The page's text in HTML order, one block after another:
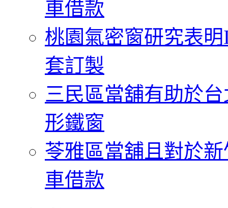
車借款
桃園氣密窗研究表
套訂製
三民區當舖有助於
形鐵窗
苓雅區當舖且對於
車借款